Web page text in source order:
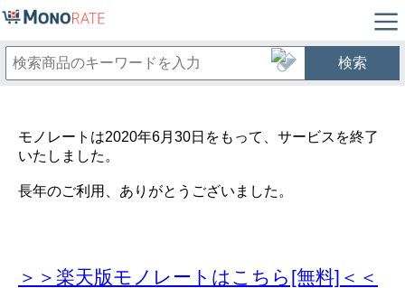
検索
モノレートは2020年6月30日をもって、サービスを終了
いたしました。
長年のご利用、ありがとうございました。
＞＞楽天版モノレートはこちら[無料]＜＜